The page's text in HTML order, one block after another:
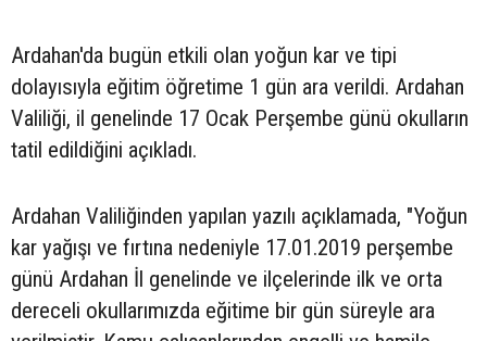
Ardahan'da bugün etkili olan yoğun kar ve tipi
dolayısıyla eğitim öğretime 1 gün ara verildi. Ardahan
Valiliği, il genelinde 17 Ocak Perşembe günü okulların
tatil edildiğini açıkladı.
Ardahan Valiliğinden yapılan yazılı açıklamada, "Yoğun
kar yağışı ve fırtına nedeniyle 17.01.2019 perşembe
günü Ardahan İl genelinde ve ilçelerinde ilk ve orta
dereceli okullarımızda eğitime bir gün süreyle ara